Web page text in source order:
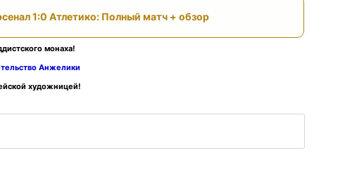
1:0 Атлетико: Полный матч + обзор
монаха!
Анжелики
художницей!